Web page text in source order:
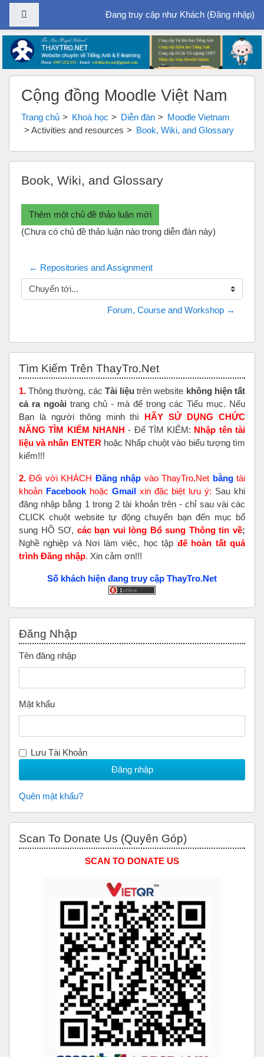
Chuyển tới nội dung chính
Bảng điều khiển cạnhĐang truy cập như Khách (Đăng nhập)
Cộng đồng Moodle Việt Nam
Trang chủ Khoá học Diễn đàn
Moodle Vietnam
Activities and resources
Book, Wiki, and Glossary
Book, Wiki, and Glossary
Thêm một chủ đề thảo luận mới
(Chưa có chủ đề thảo luận nào trong diễn đàn này)
← Repositories and Assignment
Chuyển tới...
Forum, Course and Workshop →
Tìm Kiếm Trên ThayTro.Net
1. Thông thường, các Tài liệu trên website không hiện tất
cả ra ngoài trang chủ - mà để trong các Tiểu mục. Nếu
Bạn là người thông minh thì HÃY SỬ DỤNG CHỨC
NĂNG TÌM KIẾM NHANH - Để TÌM KIẾM: Nhập tên tài
liệu và nhấn ENTER hoặc Nhấp chuột vào biểu tượng tìm
kiếm!!!
2. Đối với KHÁCH Đăng nhập vào ThayTro.Net bằngtài
khoản Facebook hoặc Gmailxin đặc biệt lưu ý: Sau khi
đăng nhập bằng 1 trong 2 tài khoản trên - chỉ sau vài các
CLICK chuột website tự động chuyển bạn đến mục bổ
sung HỒ SƠ, các bạn vui lòng Bổ sung Thông tin về;
Nghề nghiệp và Nơi làm việc, học tập để hoàn tấtquá
trình Đăng nhập. Xin cảm ơn!!!
Số khách hiện đang truy cập ThayTro.Net
Đăng Nhập
Tên đăng nhập
Mật khẩu
Lưu Tài Khoản
Quên mật khẩu?
Scan To Donate Us (Quyên Góp)
SCAN TO DONATE US